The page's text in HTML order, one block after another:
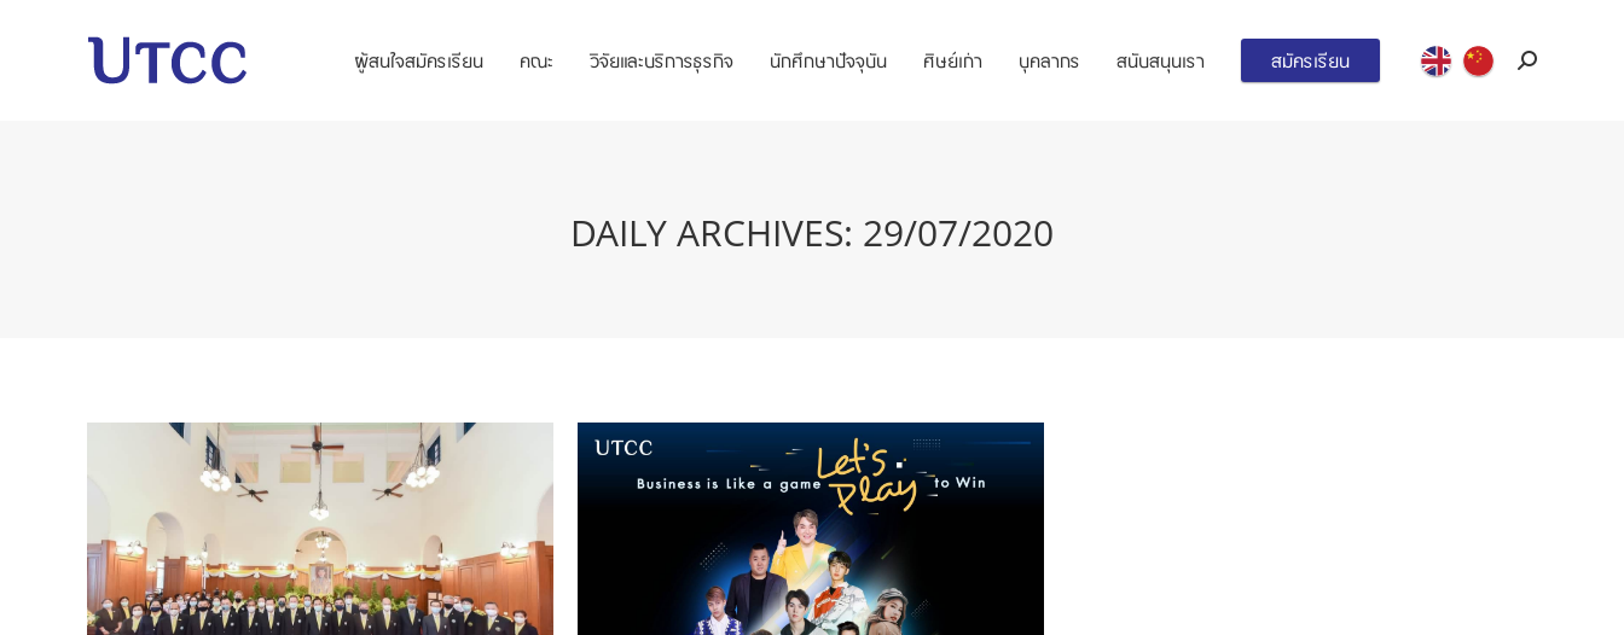
ผู้สนใจสมัครเรียน คณะ วิจัยและบริการธุรกิจ นักศึกษาปัจจุบัน ศิษย์เก่า บุคลากร สนับสนุนเรา สมัครเรียน Search:
DAILY ARCHIVES: 29/07/2020